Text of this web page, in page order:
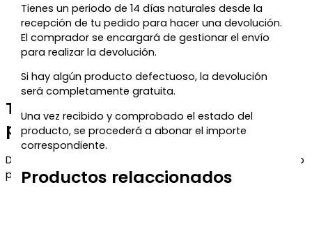
Tienes un periodo de 14 días naturales desde la
recepción de tu pedido para hacer una devolución.
El comprador se encargará de gestionar el envío
para realizar la devolución.
Si hay algún producto defectuoso, la devolución
será completamente gratuita.
Una vez recibido y comprobado el estado del
producto, se procederá a abonar el importe
correspondiente.
Productos relaccionados
Te regalamos un 5% de descuento
para tu próxima compra
Déjanos tu correo y te enviaremos el código de descuento
para que puedas aprovecharlo en tu próximo pedido.